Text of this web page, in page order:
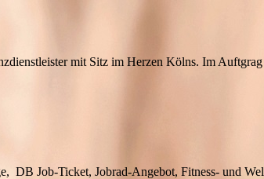
mit Sitz im Herzen Kölns. Im
DB Job-Ticket, Jobrad-Angebot, Fitness- und